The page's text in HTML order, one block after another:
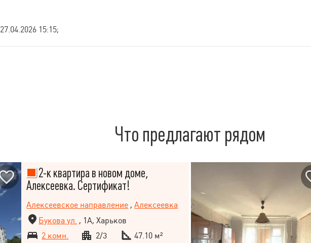
27.04.2026 15:15;
Что предлагают рядом
2-к квартира в новом доме,
Алексеевка. Сертификат!
Алексеевское направление ,Алексеевка
Букова ул. , 1А, Харьков
2 комн.
2/3
47.10 м²